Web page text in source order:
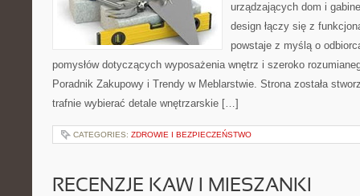
urządzających dom i
design łączy się z
powstaje z myślą o
pomysłów dotyczących wyposażenia wnętrz i szeroko
Poradnik Zakupowy i Trendy w Meblarstwie. Strona została
trafnie wybierać detale wnętrzarskie […]
CATEGORIES: ZDROWIE I BEZPIECZEŃSTWO
RECENZJE KAW I MIESZANKI